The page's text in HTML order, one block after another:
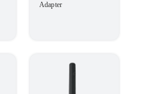
Adapter